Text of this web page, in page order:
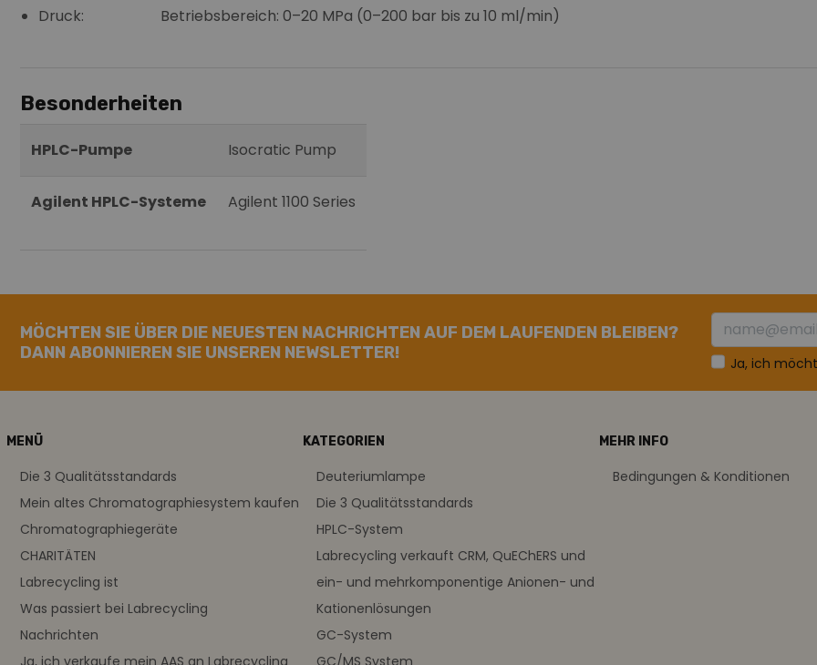
Druck: Betriebsbereich: 0–20 MPa (0–200 bar bis zu 10 ml/min)
Besonderheiten
HPLC-Pumpe Isocratic Pump
Agilent HPLC-Systeme Agilent 1100 Series
MÖCHTEN SIE ÜBER DIE NEUESTEN NACHRICHTEN AUF DEM LAUFENDEN BLEIBEN?
DANN ABONNIEREN SIE UNSEREN NEWSLETTER!
Ja, ich
MENÜ
Die 3 Qualitätsstandards
Mein altes Chromatographiesystem kaufen
Chromatographiegeräte
CHARITÄTEN
Labrecycling ist
Was passiert bei Labrecycling
Nachrichten
KATEGORIEN
Deuteriumlampe
Die 3 Qualitätsstandards
HPLC-System
Labrecycling verkauft CRM, QuEChERS und
ein- und mehrkomponentige Anionen- und
Kationenlösungen
GC-System
MEHR INFO
Bedingungen & Konditionen